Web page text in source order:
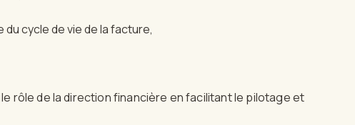
du cycle de vie de la facture,
rôle de la direction financière en facilitant le pilotage et